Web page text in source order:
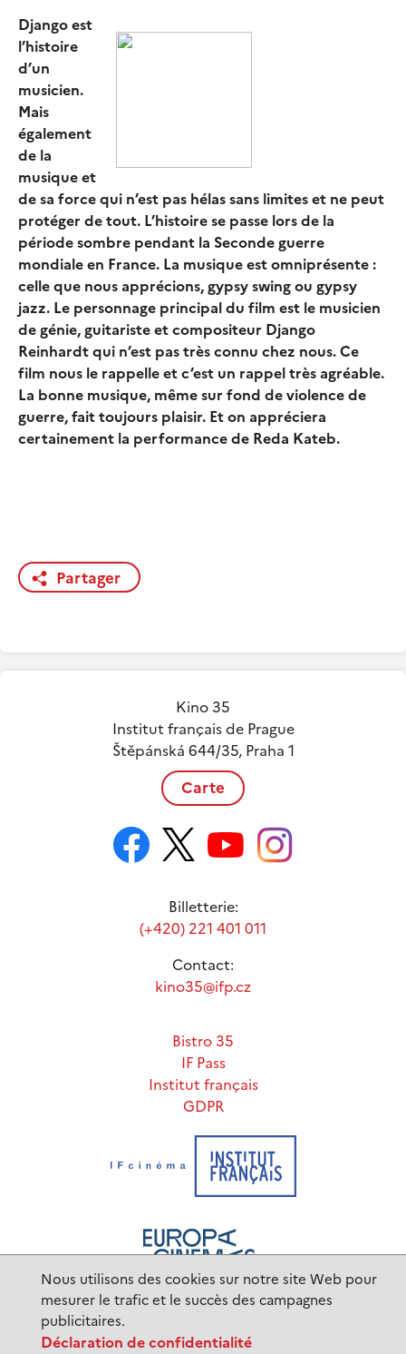
Nous utilisons des cookies sur notre site Web pour
mesurer le trafic et le succès des campagnes
publicitaires.
Déclaration de confidentialité
Django est
l’histoire
d’un
musicien.
Mais
également
de la
musique et
de sa force qui n’est pas hélas sans limites et ne peut
protéger de tout. L’histoire se passe lors de la
période sombre pendant la Seconde guerre
mondiale en France. La musique est omniprésente :
celle que nous apprécions, gypsy swing ou gypsy
jazz. Le personnage principal du film est le musicien
de génie, guitariste et compositeur Django
Reinhardt qui n’est pas très connu chez nous. Ce
film nous le rappelle et c’est un rappel très agréable.
La bonne musique, même sur fond de violence de
guerre, fait toujours plaisir. Et on appréciera
certainement la performance de Reda Kateb.
Partager
Kino 35
Institut français de Prague
Štěpánská 644/35, Praha 1
Carte
Billetterie:
(+420) 221 401 011
Contact:
kino35@ifp.cz
Bistro 35
IF Pass
Institut français
GDPR
© 2023 Institut français de Prague |